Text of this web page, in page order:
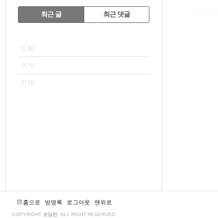
RECENTLY
최근 글 최근 댓글
오늘
어제
전체
홈으로 방명록 로그아웃 맨위로
COPYRIGHT 코딩런 , ALL RIGHT RESERVED.